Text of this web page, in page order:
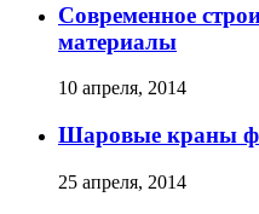
Современное
материалы
10 апреля, 2014
Шаровые краны
25 апреля, 2014